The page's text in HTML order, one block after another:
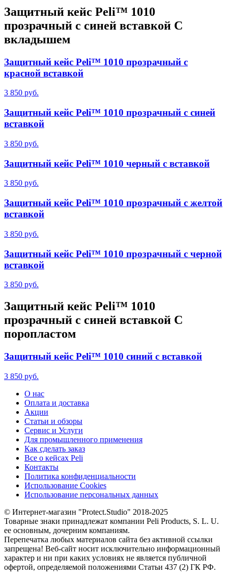
Защитный кейс Peli™ 1010
прозрачный с синей вставкой С
вкладышем
Защитный кейс Peli™ 1010 прозрачный с
красной вставкой
3 850 руб.
Защитный кейс Peli™ 1010 прозрачный с синей
вставкой
3 850 руб.
Защитный кейс Peli™ 1010 черный с вставкой
3 850 руб.
Защитный кейс Peli™ 1010 прозрачный с желтой
вставкой
3 850 руб.
Защитный кейс Peli™ 1010 прозрачный с черной
вставкой
3 850 руб.
Защитный кейс Peli™ 1010
прозрачный с синей вставкой С
поропластом
Защитный кейс Peli™ 1010 синий с вставкой
3 850 руб.
О нас
Оплата и доставка
Акции
Статьи и обзоры
Сервис и Услуги
Для промышленного применения
Как сделать заказ
Все о кейсах Peli
Контакты
Политика конфиденциальности
Использование Cookies
Использование персональных данных
© Интернет-магазин "Protect.Studio" 2018-2025
Товарные знаки принадлежат компании Peli Products, S. L. U.
ее основным, дочерним компаниям.
Перепечатка любых материалов сайта без активной ссылки
запрещена! Веб-сайт носит исключительно информационный
характер и ни при каких условиях не является публичной
офертой, определяемой положениями Статьи 437 (2) ГК РФ.